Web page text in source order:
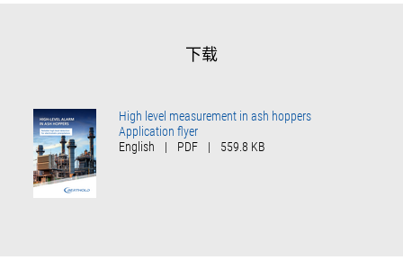
下载
High level measurement in ash hoppers
Application flyer
English
| PDF | 559.8 KB